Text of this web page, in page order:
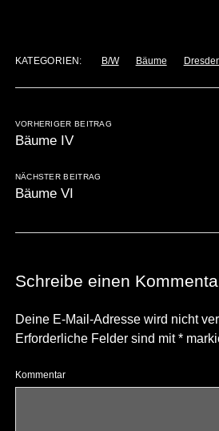
KATEGORIEN: B/W Bäume
VORHERIGER BEITRAG
Bäume IV
NÄCHSTER BEITRAG
Bäume VI
Schreibe einen
Deine E-Mail-Adresse wird nicht
Erforderliche Felder sind mit*
Kommentar